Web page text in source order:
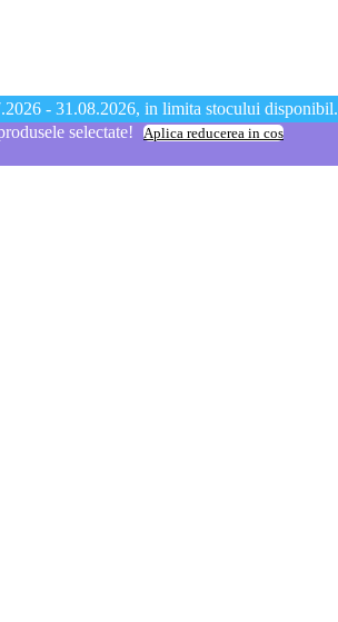
- 31.08.2026, in limita stocului disponibil.
selectate!
Aplica reducerea in cos